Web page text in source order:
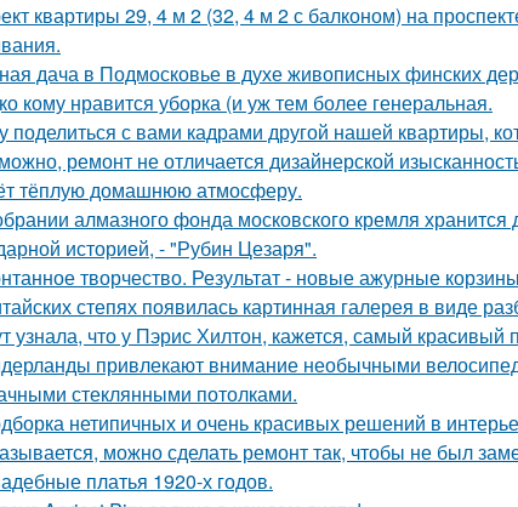
квартиры 29, 4 м 2 (32, 4 м 2 с балконом) на
дача в Подмосковье в духе живописных финских
кому нравится уборка (и уж тем более генеральная.
поделиться с вами кадрами другой нашей квартиры,
ремонт не отличается дизайнерской
тёплую домашнюю атмосферу.
алмазного фонда московского кремля
историей, - "Рубин Цезаря".
творчество. Результат - новые ажурные
степях появилась картинная галерея в виде
узнала, что у Пэрис Хилтон, кажется, самый красивый
привлекают внимание необычными
стеклянными потолками.
нетипичных и очень красивых решений в
можно сделать ремонт так, чтобы не был
платья 1920-х годов.